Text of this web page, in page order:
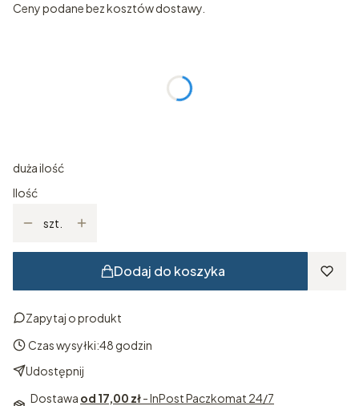
Ceny podane bez kosztów dostawy.
duża ilość
Ilość
szt.
Dodaj do koszyka
Zapytaj o produkt
Czas wysyłki:48 godzin
Udostępnij
Dostawa od 17,00 zł- InPost Paczkomat 24/7